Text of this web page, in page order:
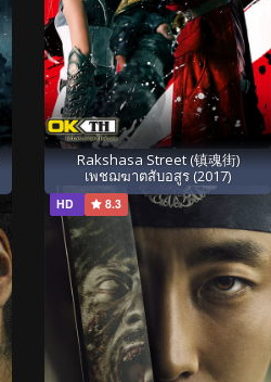
Rakshasa Street (镇魂街)
เพชฌฆาตสับอสูร (2017)
HD 8.3